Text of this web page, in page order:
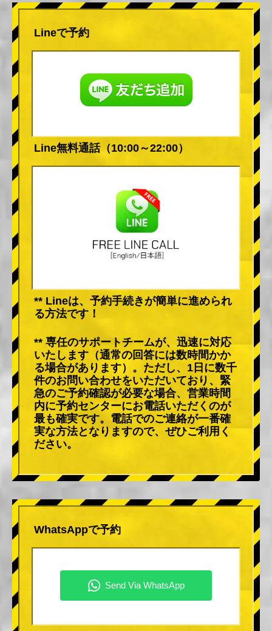
Lineで予約
Line無料通話（10:00～22:00）
** Lineは、予約手続きが簡単に進められ
る方法です！
** 専任のサポートチームが、迅速に対応
いたします（通常の回答には数時間かか
る場合があります）。ただし、1日に数千
件のお問い合わせをいただいており、緊
急のご予約確認が必要な場合、営業時間
内に予約センターにお電話いただくのが
最も確実です。電話でのご連絡が一番確
実な方法となりますので、ぜひご利用く
ださい。
WhatsAppで予約